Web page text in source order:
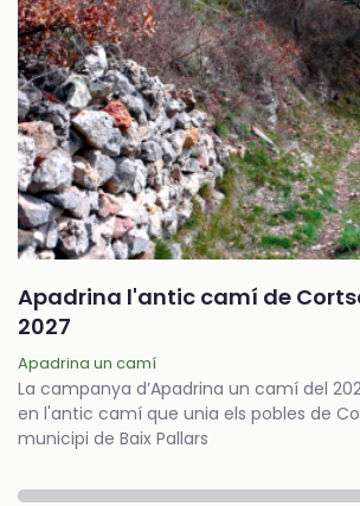
Apadrina l'antic camí de
2027
Apadrina un camí
La campanya d’Apadrina un camí del
en l'antic camí que unia els pobles de
municipi de Baix Pallars